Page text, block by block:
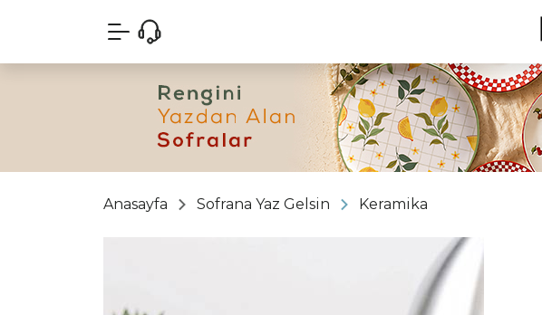
Anasayfa Sofrana Yaz Gelsin Keramika